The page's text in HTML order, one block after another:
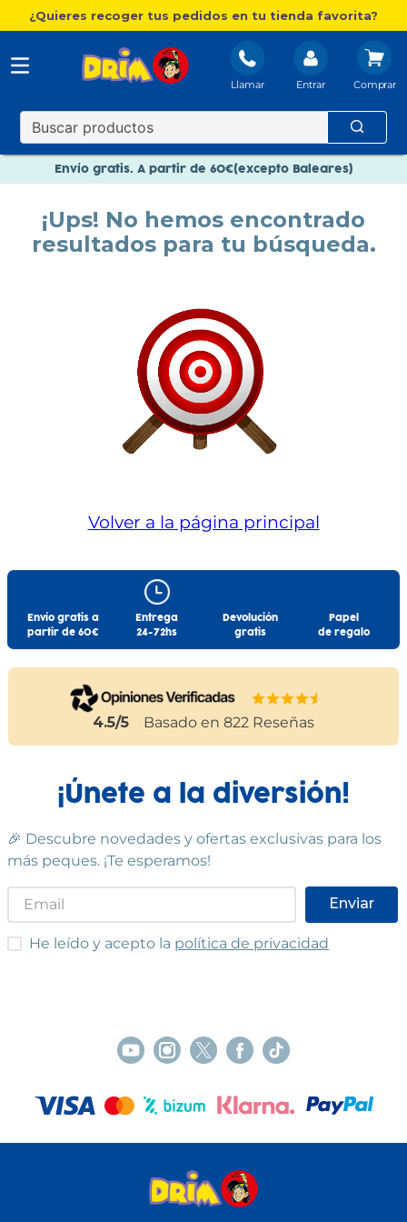
¿Quieres recoger tus pedidos en tu tienda favorita?
Llamar Entrar
Envío gratis. A partir de 60€(excepto Baleares)
Nuevo catálogo Aire Libre
Paga en 3 plazos sin intereses
¡Ups! No hemos encontrado
resultados para tu búsqueda.
Volver a la página principal
Envío gratis a
partir de 60€
Entrega
24-72hs
Devolución
gratis
Papel
de regalo
4.5/5 Basado en 822 Reseñas
¡Únete a la diversión!
🎉 Descubre novedades y ofertas exclusivas para los
más peques. ¡Te esperamos!
Enviar
He leído y acepto las condiciones
He leído y acepto la política de privacidad